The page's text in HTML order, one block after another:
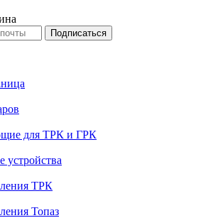
для ТРК и ГРК
устройства
ТРК
Топаз